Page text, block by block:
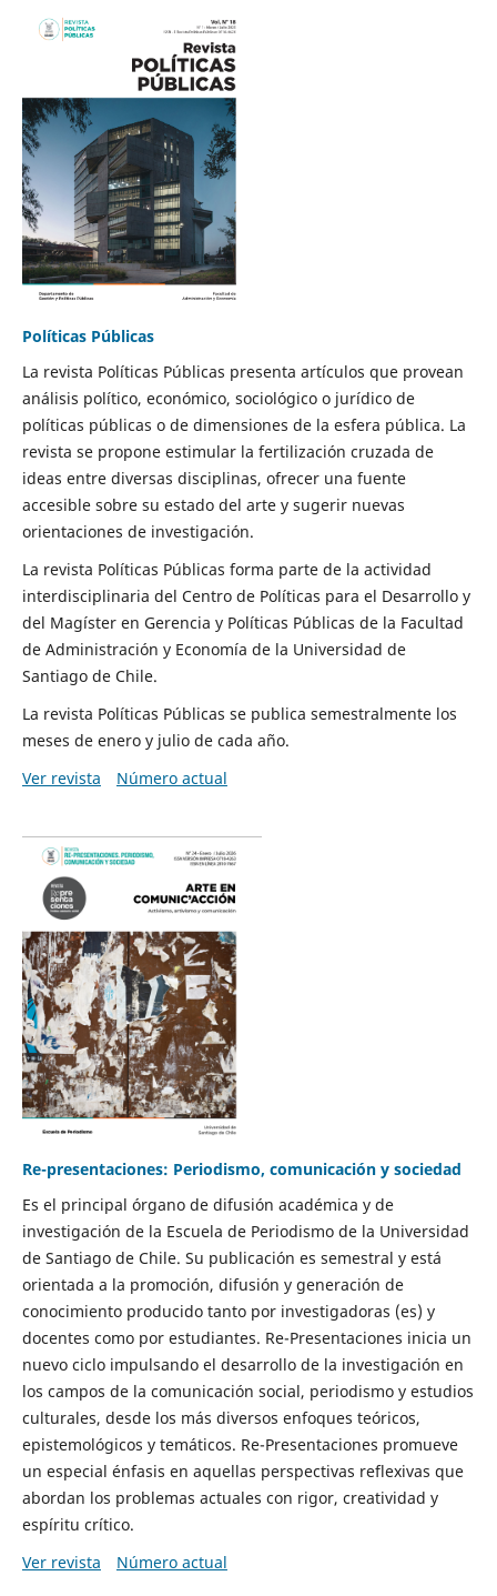
Políticas Públicas
La revista Políticas Públicas presenta artículos que provean
análisis político, económico, sociológico o jurídico de
políticas públicas o de dimensiones de la esfera pública. La
revista se propone estimular la fertilización cruzada de
ideas entre diversas disciplinas, ofrecer una fuente
accesible sobre su estado del arte y sugerir nuevas
orientaciones de investigación.
La revista Políticas Públicas forma parte de la actividad
interdisciplinaria del Centro de Políticas para el Desarrollo y
del Magíster en Gerencia y Políticas Públicas de la Facultad
de Administración y Economía de la Universidad de
Santiago de Chile.
La revista Políticas Públicas se publica semestralmente los
meses de enero y julio de cada año.
Ver revista
Número actual
Re-presentaciones: Periodismo, comunicación y sociedad
Es el principal órgano de difusión académica y de
investigación de la Escuela de Periodismo de la Universidad
de Santiago de Chile. Su publicación es semestral y está
orientada a la promoción, difusión y generación de
conocimiento producido tanto por investigadoras (es) y
docentes como por estudiantes. Re-Presentaciones inicia un
nuevo ciclo impulsando el desarrollo de la investigación en
los campos de la comunicación social, periodismo y estudios
culturales, desde los más diversos enfoques teóricos,
epistemológicos y temáticos. Re-Presentaciones promueve
un especial énfasis en aquellas perspectivas reflexivas que
abordan los problemas actuales con rigor, creatividad y
espíritu crítico.
Ver revista
Número actual